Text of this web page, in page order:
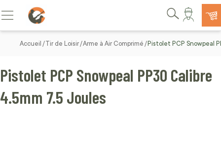
Allez au contenu
Basculer la navigation
Rechercher
Accueil Tir de Loisir Arme à Air Comprimé Pistolet PCP Snowpeal
Pistolet PCP Snowpeal PP30 Calibre
4.5mm 7.5 Joules